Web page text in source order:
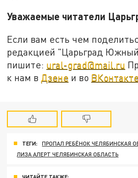
Уважаемые читатели
Если вам есть чем
редакцией "Царьград Южный
пишите: ural-grad@mail.ru
к нам в Дзене и во
ТЕГИ:
ПРОПАЛ РЕБЁНОК ЧЕЛЯБИНСКАЯ
ЛИЗА АЛЕРТ ЧЕЛЯБИНСКАЯ ОБЛАСТЬ